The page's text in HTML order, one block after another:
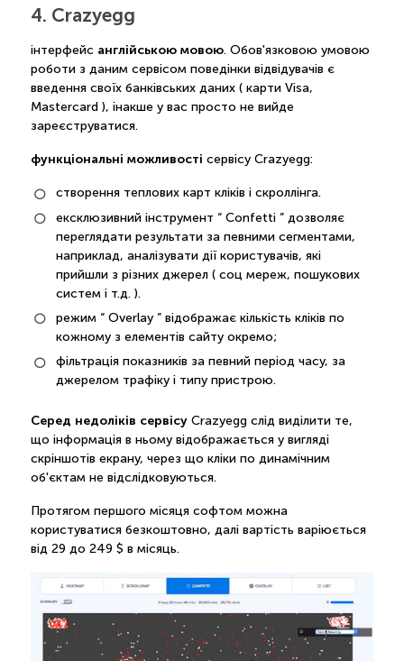
4. Crazyegg
інтерфейс англійською мовою. Обов'язковою умовою
роботи з даним сервісом поведінки відвідувачів є
введення своїх банківських даних ( карти Visa,
Mastercard ), інакше у вас просто не вийде
зареєструватися.
функціональні можливості сервісу Crazyegg:
створення теплових карт кліків і скроллінга.
ексклюзивний інструмент “ Confetti ” дозволяє
переглядати результати за певними сегментами,
наприклад, аналізувати дії користувачів, які
прийшли з різних джерел ( соц мереж, пошукових
систем і т.д. ).
режим “ Overlay ” відображає кількість кліків по
кожному з елементів сайту окремо;
фільтрація показників за певний період часу, за
джерелом трафіку і типу пристрою.
Серед недоліків сервісуCrazyegg слід виділити те,
що інформація в ньому відображається у вигляді
скріншотів екрану, через що кліки по динамічним
об'єктам не відслідковуються.
Протягом першого місяця софтом можна
користуватися безкоштовно, далі вартість варіюється
від 29 до 249 $ в місяць.